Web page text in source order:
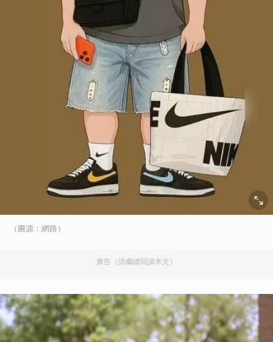
（圖源：網路）
廣告（請繼續閱讀本文）